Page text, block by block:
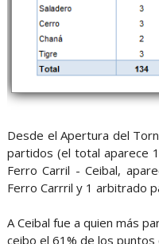
Desde el Apertura del
partidos (el total aparece
Ferro Carril - Ceibal,
Ferro Carrril y 1 arbitrado
A Ceibal fue a quien más
ceibo el 61% de los puntos